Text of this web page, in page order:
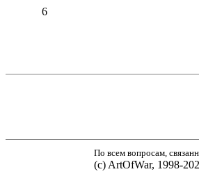
6
По всем вопросам,
(с) ArtOfWar, 1998-